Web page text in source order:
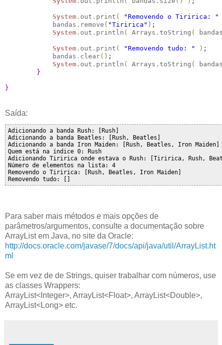
System . out . print (
"Removendo o Tiririca: "
            bandas
. remove ( "Tiririca" ) ;
System . out . println ( Arrays . toString (
System . out . print ( "Removendo tudo: " ) ;
            bandas
. clear( ) ;
System . out . println ( Arrays . toString (
}
}
Saída:
Adicionando a banda Rush: [Rush]
Adicionando a banda Beatles: [Rush, Beatles]
Adicionando a banda Iron Maiden: [Rush, Beatles, Iron Maiden]
Quem está na índice 0: Rush
Adicionando Tiririca onde estava o Rush: [Tiririca, Rush,
Número de elementos na lista: 4
Removendo o Tiririca: [Rush, Beatles, Iron Maiden]
Para saber mais métodos e mais opções de
parâmetros/argumentos, consulte a documentação sobre
ArrayList em Java, no site da Oracle:
http://docs.oracle.com/javase/7/docs/api/java/util/ArrayList.ht
ml
Se em vez de de Strings, quiser trabalhar com números, use
as classes Wrappers:
ArrayList<Integer>, ArrayList<Float>, ArrayList<Double>,
ArrayList<Long> etc.